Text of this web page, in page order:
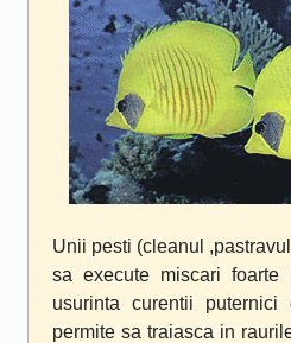
Unii pesti (cleanul
sa execute miscari
usurinta curentii
permite sa traiasca in